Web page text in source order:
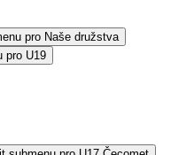
pro Naše družstva
pro U19